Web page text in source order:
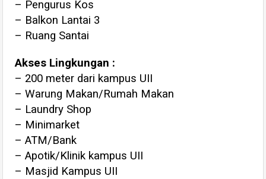
– Pengurus Kos
– Balkon Lantai 3
– Ruang Santai
Akses Lingkungan :
– 200 meter dari kampus UII
– Warung Makan/Rumah Makan
– Laundry Shop
– Minimarket
– ATM/Bank
– Apotik/Klinik kampus UII
– Masjid Kampus UII